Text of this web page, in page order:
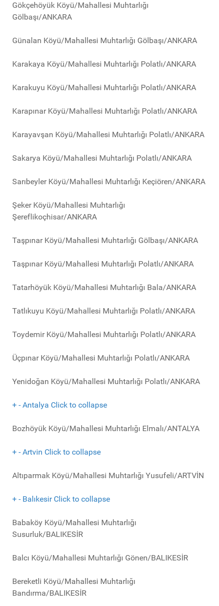
Gökçehöyük Köyü/Mahallesi Muhtarlığı
Gölbaşı/ANKARA
Günalan Köyü/Mahallesi Muhtarlığı Gölbaşı/ANKARA
Karakaya Köyü/Mahallesi Muhtarlığı Polatlı/ANKARA
Karakuyu Köyü/Mahallesi Muhtarlığı Polatlı/ANKARA
Karapınar Köyü/Mahallesi Muhtarlığı Polatlı/ANKARA
Karayavşan Köyü/Mahallesi Muhtarlığı Polatlı/ANKARA
Sakarya Köyü/Mahallesi Muhtarlığı Polatlı/ANKARA
Sarıbeyler Köyü/Mahallesi Muhtarlığı Keçiören/ANKARA
Şeker Köyü/Mahallesi Muhtarlığı
Şereflikoçhisar/ANKARA
Taşpınar Köyü/Mahallesi Muhtarlığı Gölbaşı/ANKARA
Taşpınar Köyü/Mahallesi Muhtarlığı Polatlı/ANKARA
Tatarhöyük Köyü/Mahallesi Muhtarlığı Bala/ANKARA
Tatlıkuyu Köyü/Mahallesi Muhtarlığı Polatlı/ANKARA
Toydemir Köyü/Mahallesi Muhtarlığı Polatlı/ANKARA
Üçpınar Köyü/Mahallesi Muhtarlığı Polatlı/ANKARA
Yenidoğan Köyü/Mahallesi Muhtarlığı Polatlı/ANKARA
+ - Antalya Click to collapse
Bozhöyük Köyü/Mahallesi Muhtarlığı Elmalı/ANTALYA
+ - Artvin Click to collapse
Altıparmak Köyü/Mahallesi Muhtarlığı Yusufeli/ARTVİN
+ - Balıkesir Click to collapse
Babaköy Köyü/Mahallesi Muhtarlığı
Susurluk/BALIKESİR
Balcı Köyü/Mahallesi Muhtarlığı Gönen/BALIKESİR
Bereketli Köyü/Mahallesi Muhtarlığı
Bandırma/BALIKESİR